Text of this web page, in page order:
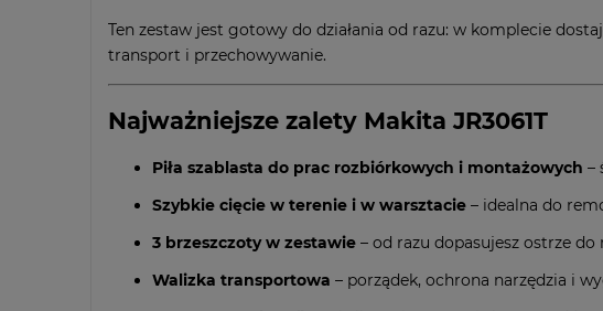
Ten zestaw jest gotowy do działania od razu: w komplecie
transport i przechowywanie.
Najważniejsze zalety Makita JR3061T
Piła szablasta do prac rozbiórkowych i montażowych –
Szybkie cięcie w terenie i w warsztacie – idealna do
3 brzeszczoty w zestawie – od razu dopasujesz ostrze do
Walizka transportowa – porządek, ochrona narzędzia i